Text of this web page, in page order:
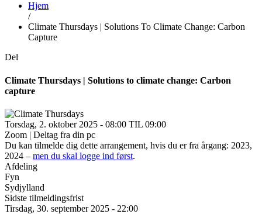
Hjem
/
Climate Thursdays | Solutions To Climate Change: Carbon
Capture
Del
Climate Thursdays | Solutions to climate change: Carbon
capture
Torsdag, 2. oktober 2025 - 08:00 TIL 09:00
Zoom | Deltag fra din pc
Du kan tilmelde dig dette arrangement, hvis du er fra årgang: 2023,
2024 – men du skal logge ind først.
Afdeling
Fyn
Sydjylland
Sidste tilmeldingsfrist
Tirsdag, 30. september 2025 - 22:00